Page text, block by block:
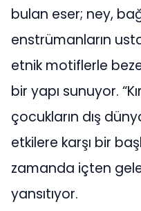
bulan eser; ney,
enstrümanların
etnik motiflerle
bir yapı sunuyor.
çocukların dış
etkilere karşı bir
zamanda içten
yansıtıyor.